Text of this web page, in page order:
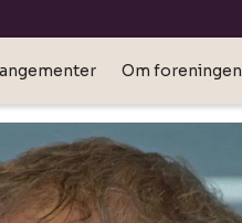
Om foreningen